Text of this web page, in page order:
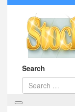
Search